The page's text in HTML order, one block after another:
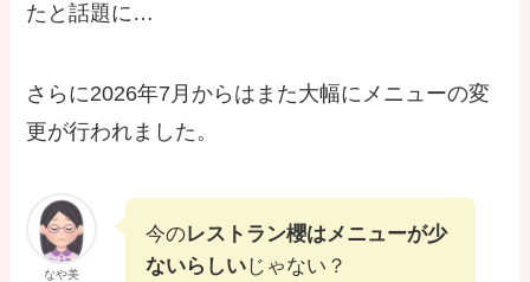
たと話題に…
さらに2026年7月からはまた大幅にメニューの変
更が行われました。
なや美
今のレストラン櫻はメニューが少
ないらしいじゃない？